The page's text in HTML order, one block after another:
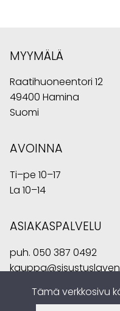
MYYMÄLÄ
Raatihuoneentori 12
49400 Hamina
Suomi
AVOINNA
Ti–pe 10–17
La 10–14
ASIAKASPALVELU
puh. 050 387 0492
Tämä verkkosivu